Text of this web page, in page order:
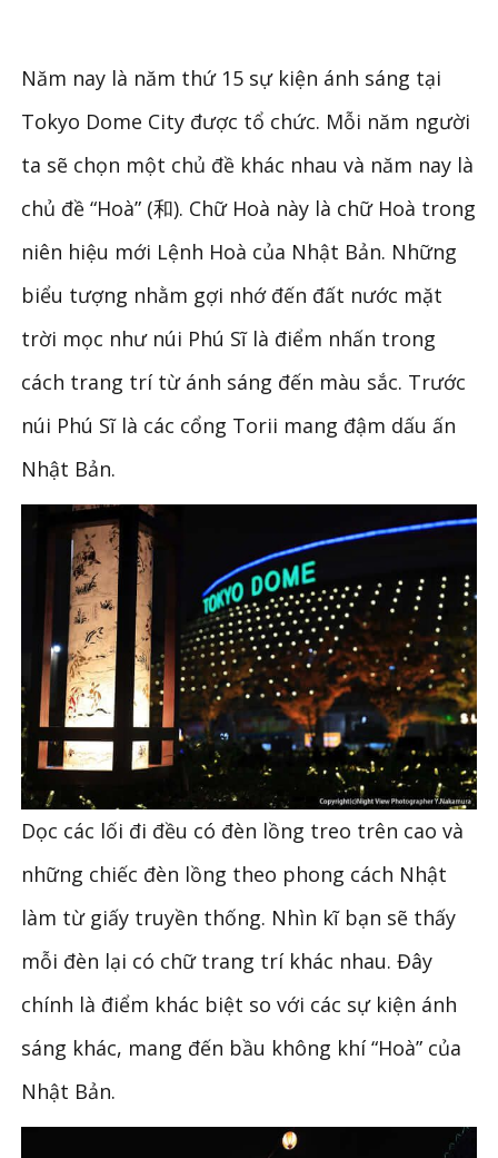
Năm nay là năm thứ 15 sự kiện ánh sáng tại
Tokyo Dome City được tổ chức. Mỗi năm người
ta sẽ chọn một chủ đề khác nhau và năm nay là
chủ đề “Hoà” (和). Chữ Hoà này là chữ Hoà trong
niên hiệu mới Lệnh Hoà của Nhật Bản. Những
biểu tượng nhằm gợi nhớ đến đất nước mặt
trời mọc như núi Phú Sĩ là điểm nhấn trong
cách trang trí từ ánh sáng đến màu sắc. Trước
núi Phú Sĩ là các cổng Torii mang đậm dấu ấn
Nhật Bản.
Dọc các lối đi đều có đèn lồng treo trên cao và
những chiếc đèn lồng theo phong cách Nhật
làm từ giấy truyền thống. Nhìn kĩ bạn sẽ thấy
mỗi đèn lại có chữ trang trí khác nhau. Đây
chính là điểm khác biệt so với các sự kiện ánh
sáng khác, mang đến bầu không khí “Hoà” của
Nhật Bản.